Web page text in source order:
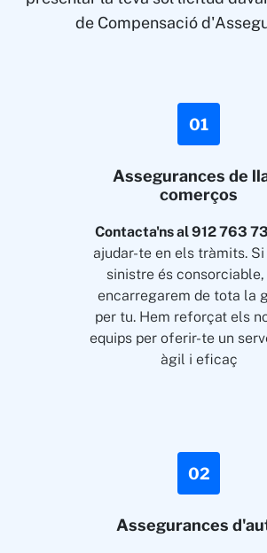
de Compensació
01
Assegurances de
comerços
Contacta'ns al 912 763
ajudar-te en els tràmits.
sinistre és consorciable,
encarregarem de tota la
per tu. Hem reforçat els
equips per oferir-te un
àgil i eficaç
02
Assegurances